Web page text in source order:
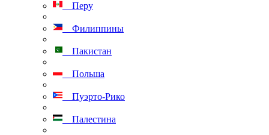
Перу
Филиппины
Пакистан
Польша
Пуэрто-Рико
Палестина